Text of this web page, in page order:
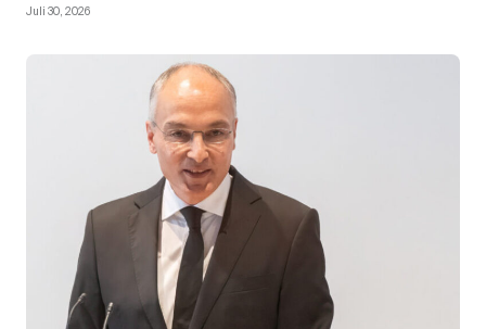
Juli 30, 2026